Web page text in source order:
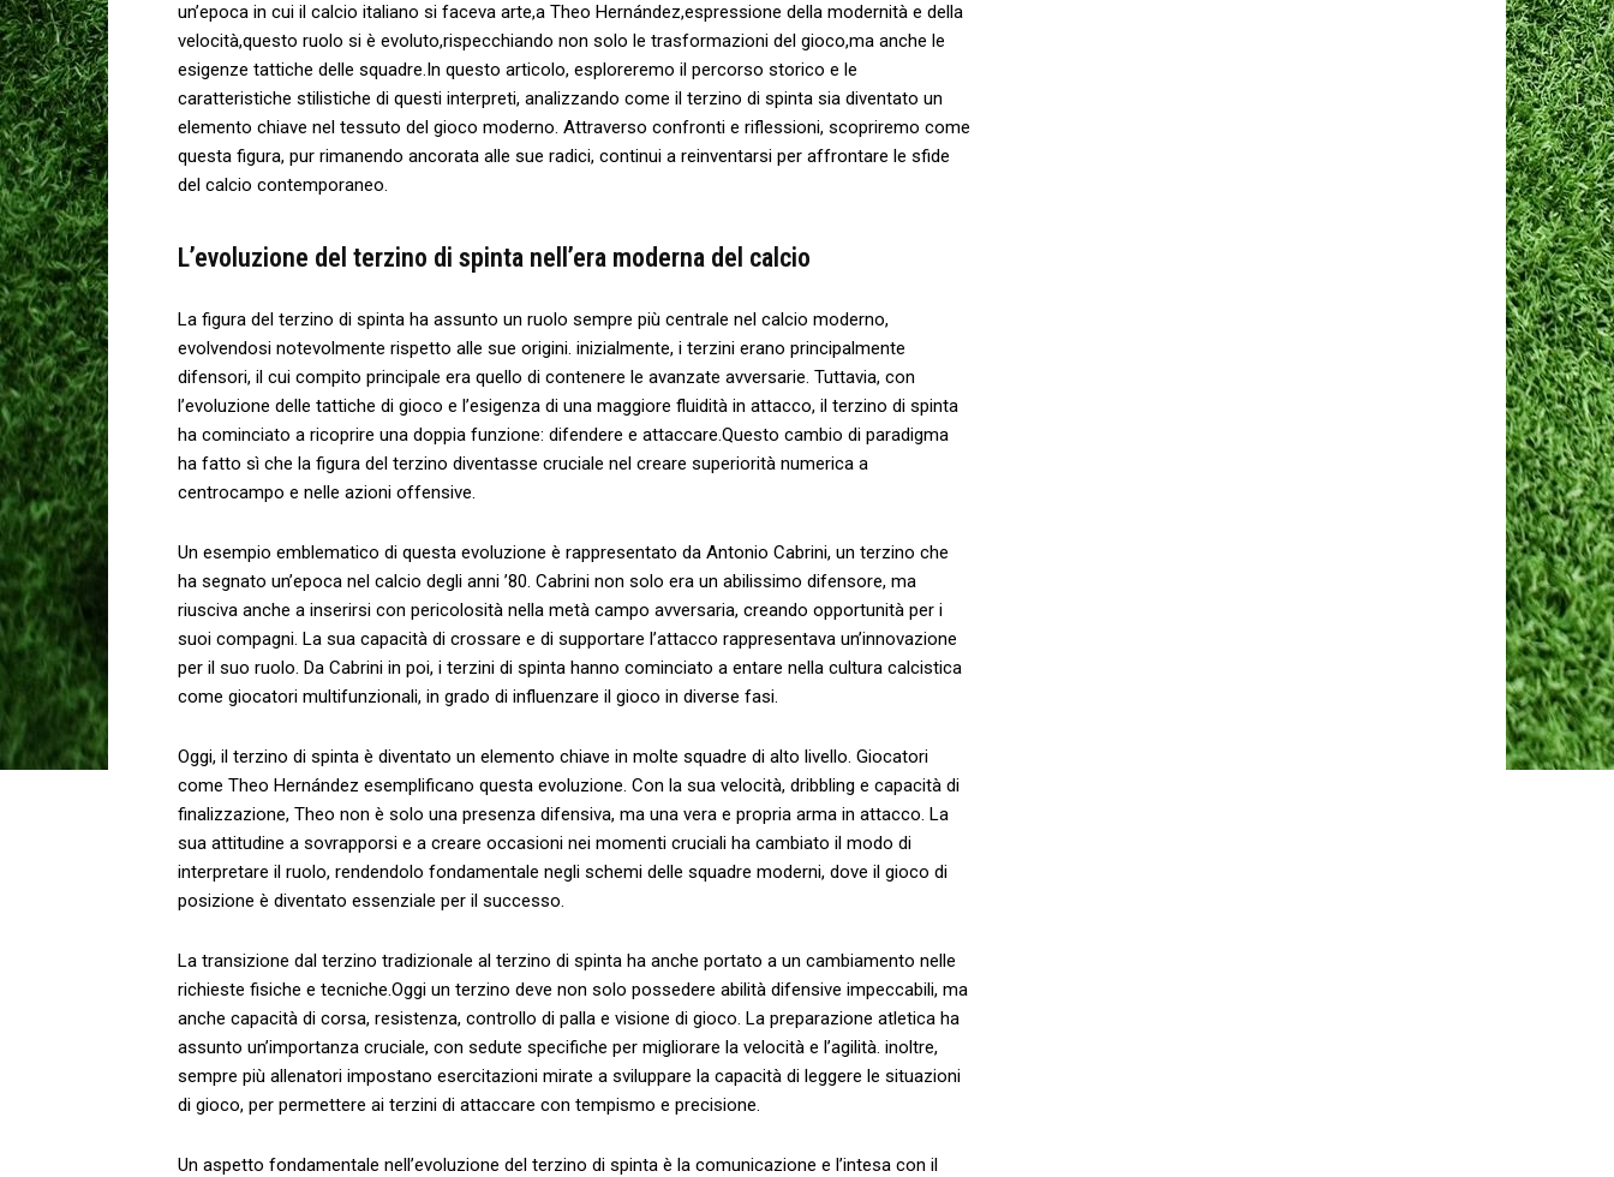
un’epoca in cui‌ il⁢ calcio italiano si faceva arte,a Theo ‍Hernández,espressione della modernità e della​
velocità,questo ruolo si⁣ è evoluto,rispecchiando non solo‌ le ‌trasformazioni del gioco,ma anche le
esigenze tattiche delle squadre.In questo ​articolo, esploreremo il percorso storico e le
caratteristiche ‌stilistiche di questi interpreti, analizzando come il terzino ‌di ‍spinta sia⁣ diventato un
elemento chiave nel⁢ tessuto del gioco moderno. Attraverso confronti e riflessioni, scopriremo⁤ come
questa ‍figura, pur rimanendo ancorata alle sue ⁢radici, continui a ⁢reinventarsi ‌per affrontare le sfide‌
del calcio⁣ contemporaneo.
L’evoluzione del terzino‌ di spinta‍ nell’era moderna del calcio
La figura ‌del terzino di spinta ⁤ha assunto un ruolo sempre più⁤ centrale nel calcio moderno,⁢
evolvendosi ‍notevolmente rispetto alle sue‍ origini. inizialmente, i terzini erano principalmente
difensori, il cui ‌compito principale era quello di contenere le avanzate avversarie. Tuttavia, con
‍l’evoluzione‌ delle tattiche di gioco e l’esigenza ⁣di una maggiore fluidità in​ attacco, il terzino di spinta⁢
ha cominciato a ricoprire una⁢ doppia funzione: difendere e attaccare.Questo‌ cambio di paradigma
‌ha fatto sì che la‌ figura ⁣del terzino diventasse cruciale nel ⁢creare superiorità​ numerica a
centrocampo⁤ e ⁢nelle ​azioni offensive.
Un‍ esempio emblematico di questa evoluzione‌ è rappresentato ⁣da Antonio Cabrini, un terzino che
ha segnato ‍un’epoca nel calcio⁢ degli anni ’80. Cabrini non solo era un abilissimo difensore, ma
riusciva anche a inserirsi con‍ pericolosità nella metà campo avversaria, creando ⁤opportunità per i
suoi compagni. La sua‌ capacità di‌ crossare e ​di supportare l’attacco‍ rappresentava un’innovazione
per il suo ruolo. Da Cabrini in poi, i terzini ‌di ​spinta⁤ hanno cominciato a entare​ nella cultura calcistica
come ‌giocatori multifunzionali, in grado ⁤di influenzare ⁢il​ gioco​ in⁢ diverse fasi.
Oggi, il terzino di spinta ‌è diventato un elemento ​chiave in‌ molte squadre​ di ‌alto​ livello. Giocatori
come Theo Hernández esemplificano questa ⁤evoluzione. Con⁣ la sua velocità, dribbling‍ e capacità di
finalizzazione,‌ Theo non è‍ solo una presenza difensiva, ma una‍ vera ⁤e propria arma in attacco. La‍
sua attitudine a sovrapporsi e a creare occasioni nei​ momenti⁤ cruciali ha cambiato il ⁣modo di ​
interpretare il ⁤ruolo, ⁤rendendolo fondamentale negli schemi delle squadre moderni, dove il gioco di
posizione è‌ diventato essenziale per il ​successo.
La transizione‍ dal terzino tradizionale al ​terzino di spinta ha anche portato a un cambiamento nelle
⁢richieste fisiche e tecniche.Oggi un terzino deve non solo possedere abilità ‌difensive impeccabili, ma
⁣anche capacità di‌ corsa, resistenza, controllo di palla ​e ⁤visione ​di gioco. La preparazione atletica ha
assunto un’importanza cruciale, con sedute specifiche per migliorare la ‍velocità e l’agilità. inoltre,
sempre più ⁢allenatori impostano esercitazioni mirate a sviluppare‍ la capacità di leggere le situazioni
di⁤ gioco,​ per permettere ‍ai terzini ​di attaccare ​con tempismo e⁣ precisione.
Un aspetto⁣ fondamentale nell’evoluzione del terzino di spinta è la ‍comunicazione e ⁣l’intesa con il